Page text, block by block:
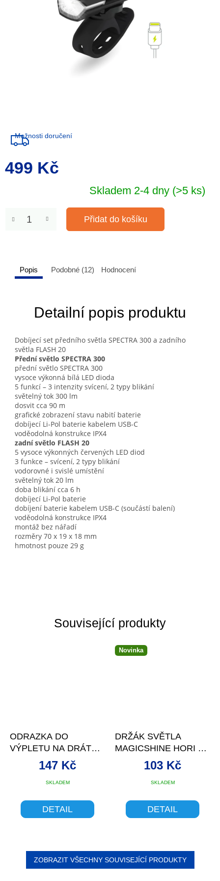
499 Kč
Měrná
cena:
Skladem 2-4 dny (>5 ks)
Možnosti doručení
Přidat do košíku
Související produkty
ODRAZKA DO
VÝPLETU NA DRÁT
CLIP 10KS STŘÍBRNÁ
SKLADEM
147 Kč
DETAIL
Novinka
DRŽÁK SVĚTLA
MAGICSHINE HORI NA
WAHOO
SKLADEM
103 Kč
DETAIL
ZOBRAZIT VŠECHNY SOUVISEJÍCÍ PRODUKTY
Popis Podobné (12) Hodnocení
Detailní popis produktu
Dobíjecí set předního světla SPECTRA 300 a zadního
světla FLASH 20
Přední světlo SPECTRA 300
přední světlo SPECTRA 300
vysoce výkonná bílá LED dioda
5 funkcí – 3 intenzity svícení, 2 typy blikání
světelný tok 300 lm
dosvit cca 90 m
grafické zobrazení stavu nabití baterie
dobíjecí Li-Pol baterie kabelem USB-C
voděodolná konstrukce IPX4
zadní světlo FLASH 20
5 vysoce výkonných červených LED diod
3 funkce – svícení, 2 typy blikání
vodorovné i svislé umístění
světelný tok 20 lm
doba blikání cca 6 h
dobíjecí Li-Pol baterie
dobíjení baterie kabelem USB-C (součástí balení)
voděodolná konstrukce IPX4
montáž bez nářadí
rozměry 70 x 19 x 18 mm
hmotnost pouze 29 g